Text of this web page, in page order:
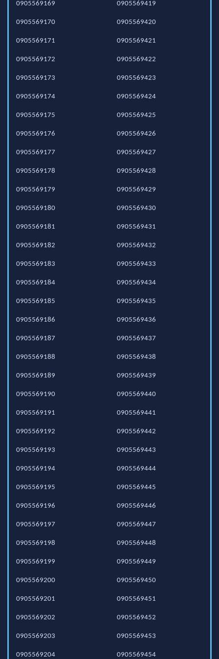
0905569169
0905569170
0905569171
0905569172
0905569173
0905569174
0905569175
0905569176
0905569177
0905569178
0905569179
0905569180
0905569181
0905569182
0905569183
0905569184
0905569185
0905569186
0905569187
0905569188
0905569189
0905569190
0905569191
0905569192
0905569193
0905569194
0905569195
0905569196
0905569197
0905569198
0905569199
0905569200
0905569201
0905569202
0905569203
0905569204
0905569419
0905569420
0905569421
0905569422
0905569423
0905569424
0905569425
0905569426
0905569427
0905569428
0905569429
0905569430
0905569431
0905569432
0905569433
0905569434
0905569435
0905569436
0905569437
0905569438
0905569439
0905569440
0905569441
0905569442
0905569443
0905569444
0905569445
0905569446
0905569447
0905569448
0905569449
0905569450
0905569451
0905569452
0905569453
0905569454